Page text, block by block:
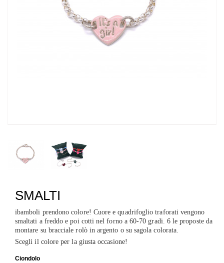
SMALTI
ibamboli prendono colore! Cuore e quadrifoglio traforati vengono
smaltati a freddo e poi cotti nel forno a 60-70 gradi. 6 le proposte da
montare su bracciale rolò in argento o su sagola colorata.
Scegli il colore per la giusta occasione!
Ciondolo